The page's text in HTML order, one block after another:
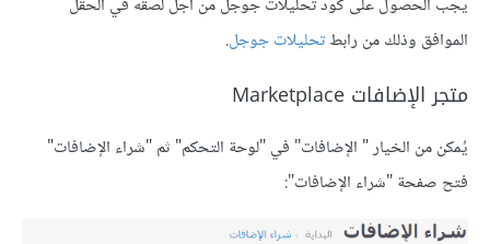
الموافق وذلك من رابطتحليلات جوجل.
متجر الإضافات Marketplace
يُمكن من الخيار " الإضافات" في "لوحة التحكم" ثم "شراء الإضافات"
فتح صفحة "شراء الإضافات":